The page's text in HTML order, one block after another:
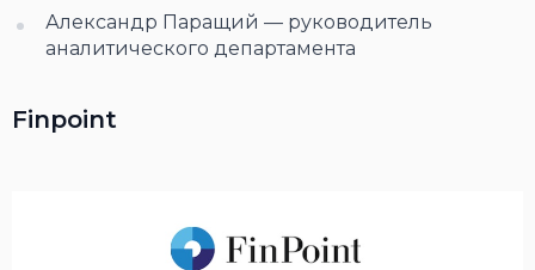
Александр Паращий — руководитель
аналитического департамента
Finpoint